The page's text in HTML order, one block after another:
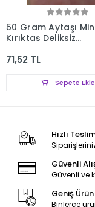
50 Gram Aytaşı
Kırıktaş Deliksiz
71,52 TL
Sepete Ekle
Hızlı
Güvenli
Güvenli ve
Geniş
Binlerce